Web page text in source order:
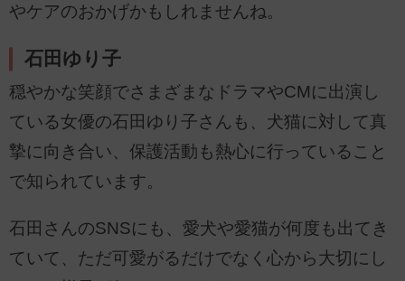
やケアのおかげかもしれませんね。
石田ゆり子
穏やかな笑顔でさまざまなドラマやCMに出演し
ている女優の石田ゆり子さんも、犬猫に対して真
摯に向き合い、保護活動も熱心に行っていること
で知られています。
石田さんのSNSにも、愛犬や愛猫が何度も出てき
ていて、ただ可愛がるだけでなく心から大切にし